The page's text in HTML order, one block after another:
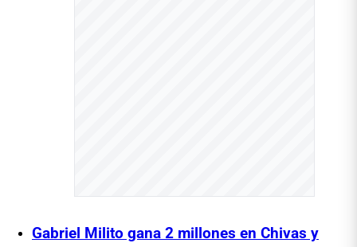
Gabriel Milito gana 2 millones en Chivas y